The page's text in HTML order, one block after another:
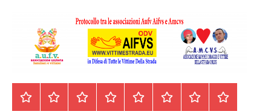
contenuto
A.I.F.V.S.
difesa
HomepageSegnalazioni
Nord
Centro
Sud
ContattiIncidenti
Il